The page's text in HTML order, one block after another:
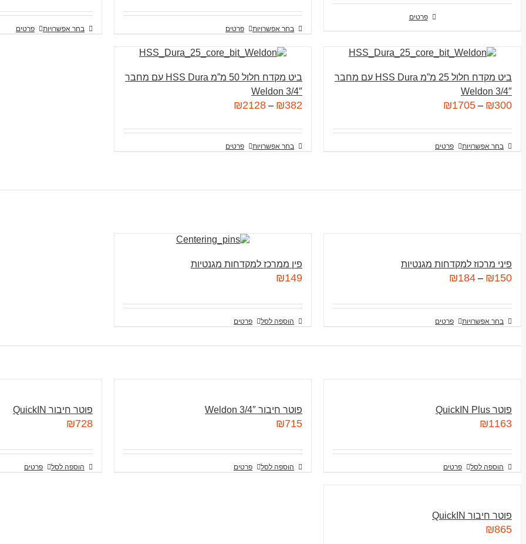
פרטים
בחר אפשרויות פרטים בחר אפשרויות פרטים
ביט מקדח חלול 25 מ”מ HSS Dura עם מחבר
3/4″ Weldon
₪300
–
₪1705
בחר אפשרויות פרטים
ביט מקדח חלול 50 מ”מ HSS Dura עם מחבר
3/4″ Weldon
₪382
–
₪2128
בחר אפשרויות פרטים
פיני מרכוז למקדחות מגנטיות
₪150
–
₪184
בחר אפשרויות פרטים
פין ממרכז למקדחות מגנטיות
₪149
הוספה לסל פרטים
פוטר QuickIN Plus
₪1163
הוספה לסל פרטים
פוטר חיבור 3/4″ Weldon
₪715
הוספה לסל פרטים
פוטר חיבור QuickIN
₪728
הוספה לסל פרטים
פוטר חיבור QuickIN
₪865